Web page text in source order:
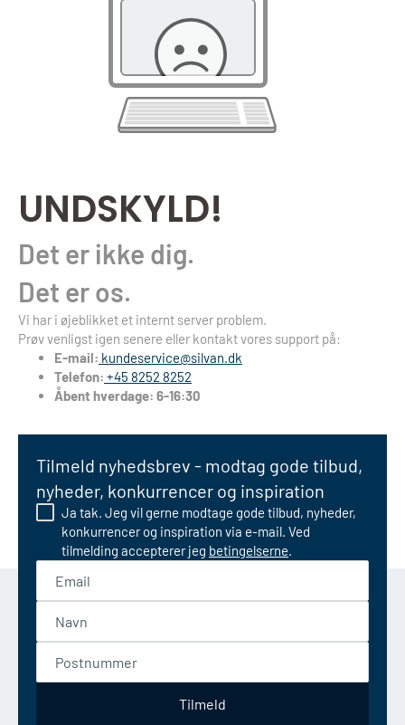
UNDSKYLD!
Det er ikke dig.
Det er os.
Vi har i øjeblikket et internt server problem.
Prøv venligst igen senere eller kontakt vores support på:
E-mail: kundeservice@silvan.dk
Telefon: +45 8252 8252
Åbent hverdage: 6-16:30
Tilmeld nyhedsbrev - modtag gode tilbud,
nyheder, konkurrencer og inspiration
Ja tak. Jeg vil gerne modtage gode tilbud, nyheder,
konkurrencer og inspiration via e-mail. Ved
tilmelding accepterer jeg betingelserne.
Tilmeld